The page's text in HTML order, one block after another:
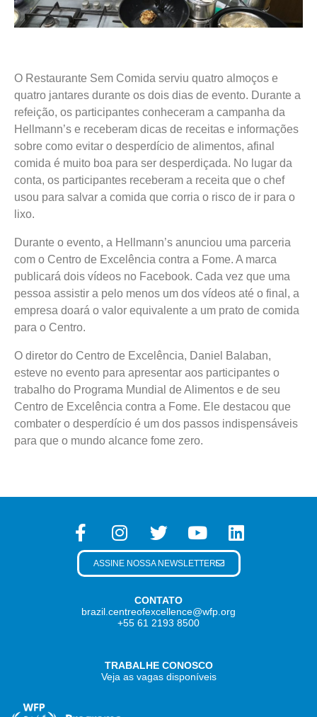
O Restaurante Sem Comida serviu quatro almoços e
quatro jantares durante os dois dias de evento. Durante a
refeição, os participantes conheceram a campanha da
Hellmann’s e receberam dicas de receitas e informações
sobre como evitar o desperdício de alimentos, afinal
comida é muito boa para ser desperdiçada. No lugar da
conta, os participantes receberam a receita que o chef
usou para salvar a comida que corria o risco de ir para o
lixo.
Durante o evento, a Hellmann’s anunciou uma parceria
com o Centro de Excelência contra a Fome. A marca
publicará dois vídeos no Facebook. Cada vez que uma
pessoa assistir a pelo menos um dos vídeos até o final, a
empresa doará o valor equivalente a um prato de comida
para o Centro.
O diretor do Centro de Excelência, Daniel Balaban,
esteve no evento para apresentar aos participantes o
trabalho do Programa Mundial de Alimentos e de seu
Centro de Excelência contra a Fome. Ele destacou que
combater o desperdício é um dos passos indispensáveis
para que o mundo alcance fome zero.
CONTATO
brazil.centreofexcellence@wfp.org
+55 61 2193 8500
TRABALHE CONOSCO
Veja as vagas disponíveis
ASSINE NOSSA NEWSLETTER